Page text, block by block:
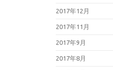
2017年12月
2017年11月
2017年9月
2017年8月